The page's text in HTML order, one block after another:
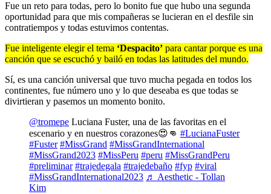
Fue un reto para todas, pero lo bonito fue que hubo una segunda
oportunidad para que mis compañeras se lucieran en el desfile sin
contratiempos y todas estuvimos contentas.
Fue inteligente elegir el tema ‘Despacito’ para cantar porque es una
canción que se escuchó y bailó en todas las latitudes del mundo.
Sí, es una canción universal que tuvo mucha pegada en todos los
continentes, fue número uno y lo que deseaba es que todas se
divirtieran y pasemos un momento bonito.
@tromepe Luciana Fuster, una de las favoritas en el
escenario y en nuestros corazones😍👊 #LucianaFuster
#Fuster #MissGrand #MissGrandInternational
#MissGrand2023 #MissPeru #peru #MissGrandPeru
#preliminar #trajedegala #trajedebaño #fyp #viral
#MissGrandInternational2023 ♬ Aesthetic - Tollan
Kim